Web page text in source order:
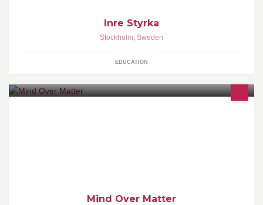
Inre Styrka
Stockholm, Sweden
EDUCATION
Mind Over Matter